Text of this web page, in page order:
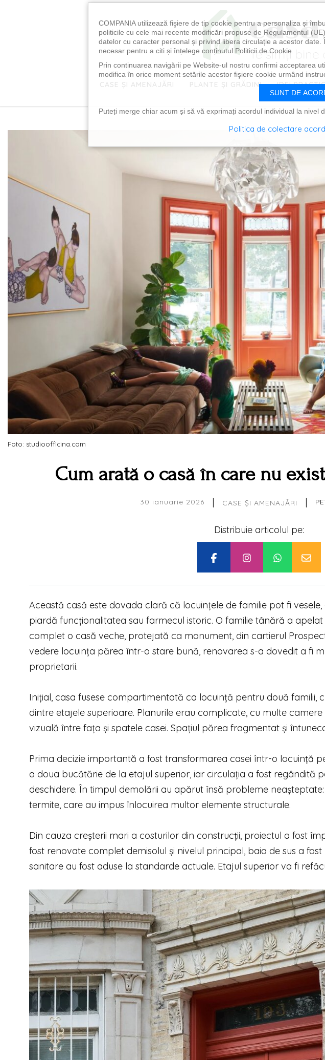
CASE ȘI AMENAJĂRI PLANTE ȘI GRĂDINI IDEI
Foto: studioofficina.com
Cum arată o casă în care nu
30 ianuarie 2026 | CASE ȘI AMENAJĂRI |
Distribuie articolul pe:
Această casă este dovada clară că locuințele de familie pot fi
piardă funcționalitatea sau farmecul istoric. O familie tânără a
complet o casă veche, protejată ca monument, din cartierul
vedere locuința părea într-o stare bună, renovarea s-a dovedit a fi
proprietarii.
Inițial, casa fusese compartimentată ca locuință pentru două
dintre etajele superioare. Planurile erau complicate, cu multe
vizuală între fața și spatele casei. Spațiul părea fragmentat și
Prima decizie importantă a fost transformarea casei într-o locuință
a doua bucătărie de la etajul superior, iar circulația a fost regândită
deschidere. În timpul demolării au apărut însă probleme
termite, care au impus înlocuirea multor elemente structurale.
Din cauza creșterii mari a costurilor din construcții, proiectul a fost
fost renovate complet demisolul și nivelul principal, baia de sus a
sanitare au fost aduse la standarde actuale. Etajul superior va fi
COMPANIA utilizează fişiere de tip cookie pentru a personaliza și
politicile cu cele mai recente modificări propuse de Regulamentul
datelor cu caracter personal și privind libera circulație a acestor
necesar pentru a citi și înțelege conținutul Politicii de Cookie.
Prin continuarea navigării pe Website-ul nostru confirmi acceptarea
modifica în orice moment setările acestor fişiere cookie urmând
SUNT DE
Puteți merge chiar acum și să vă exprimați acordul individual la nivel
Politica de colectare